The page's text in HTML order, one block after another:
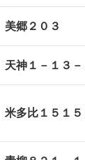
美郷２０３
天神１－１３
米多比１５１